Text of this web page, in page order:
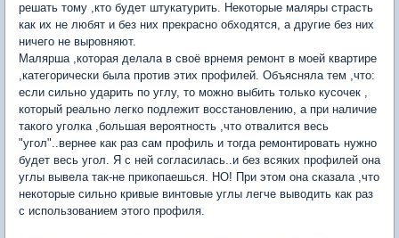
решать тому ,кто будет штукатурить. Некоторые маляры страсть
как их не любят и без них прекрасно обходятся, а другие без них
ничего не выровняют.
Малярша ,которая делала в своё врнемя ремонт в моей квартире
,категорически была против этих профилей. Объясняла тем ,что:
если сильно ударить по углу, то можно выбить только кусочек ,
который реально легко подлежит восстановлению, а при наличие
такого уголка ,большая вероятность ,что отвалится весь
"угол"..вернее как раз сам профиль и тогда ремонтировать нужно
будет весь угол. Я с ней согласилась..и без всяких профилей она
углы вывела так-не прикопаешься. НО! При этом она сказала ,что
некоторые сильно кривые винтовые углы легче выводить как раз
с использованием этого профиля.